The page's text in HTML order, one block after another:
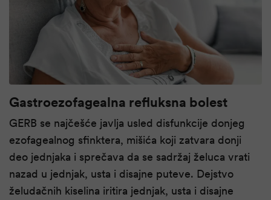
Gastroezofagealna refluksna bolest
GERB se najčešće javlja usled disfunkcije donjeg
ezofagealnog sfinktera, mišića koji zatvara donji
deo jednjaka i sprečava da se sadržaj želuca vrati
nazad u jednjak, usta i disajne puteve. Dejstvo
želudačnih kiselina iritira jednjak, usta i disajne